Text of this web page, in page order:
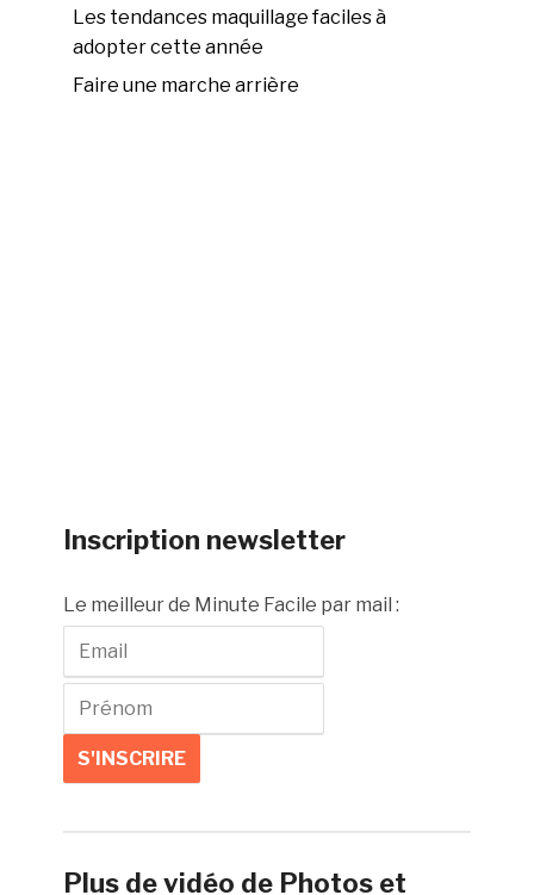
Les tendances maquillage faciles à
adopter cette année
Faire une marche arrière
Inscription newsletter
Le meilleur de Minute Facile par mail :
Plus de vidéo de Photos et